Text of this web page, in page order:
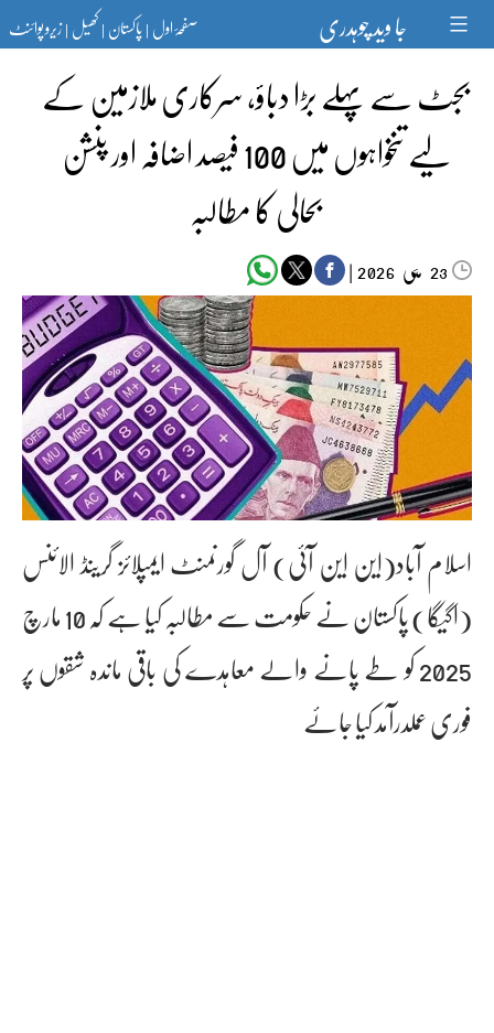
content جا وید چوہدری صفحۂ اول|پاکستان|کھیل|زیرو پوائنٹ
بجٹ سے پہلے بڑا دباؤ، سرکاری ملازمین کے
لیے تنخواہوں میں 100 فیصد اضافہ اور پنشن
بحالی کا مطالبہ
23 مئی‬‮ |
اسلام آباد(این این آئی) آل گورنمنٹ ایمپلائز گرینڈ الائنس
(اگیگا) پاکستان نے حکومت سے مطالبہ کیا ہے کہ 10 مارچ
2025 کو طے پانے والے معاہدے کی باقی ماندہ شقوں پر
فوری عملدرآمد کیا جائے